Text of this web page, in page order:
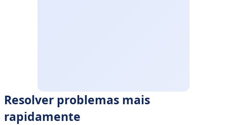
Resolver problemas mais
rapidamente